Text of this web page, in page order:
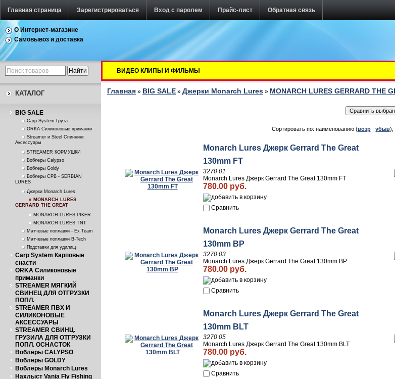
Главная страница Зарегистрироваться Вход с паролем Прайс-лист Обратная связь
О Интернет-магазине
Самовывоз и доставка
КАТАЛОГ
BIG SALE
Carp System Груза
ORKA Силиконовые приманки
Streamer и Steel Спиннинг.
Аксессуары
STREAMER КОРМУШКИ
Воблеры Calypso
Воблеры Goldy
Воблеры СРВ - SERBIAN
LURES
Джерки Monarch Lures
MONARCH LURES
GERRARD THE GREAT
MONARCH LURES PIKER
MONARCH LURES TNT
Матчевые поплавки - Ex Team
Матчевые поплавки B-Tech
Подставки для удилищ
Carp System Карповые
снасти
ORKA Силиконовые
приманки
STREAMER МЯГКИЙ
СВИНЕЦ ДЛЯ ОТГРУЗКИ
ПОПЛ.
STREAMER ПВХ И
СИЛИКОНОВЫЕ
АКСЕССУАРЫ
STREAMER СВИНЦ.
ГРУЗИЛА ДЛЯ ОТГРУЗКИ
ПОПЛ. ОСНАСТОК
Воблеры CALYPSO
Воблеры GOLDY
Воблеры Monarch Lures
Нахлыст Vania Fly Fishing
ВИДЕО КЛИПЫ И ФИЛЬМЫ
Главная » BIG SALE » Джерки Monarch Lures » MONARCH LURES GERRARD THE
Сортировать по: наименованию (возр| убыв),
Monarch Lures Джерк Gerrard The Great
130mm FT
3270 01
Monarch Lures Джерк Gerrard The Great 130mm FT
780.00 руб.
Сравнить
Monarch Lures Джерк Gerrard The Great
130mm BP
3270 03
Monarch Lures Джерк Gerrard The Great 130mm BP
780.00 руб.
Сравнить
Monarch Lures Джерк Gerrard The Great
130mm BLT
3270 05
Monarch Lures Джерк Gerrard The Great 130mm BLT
780.00 руб.
Сравнить